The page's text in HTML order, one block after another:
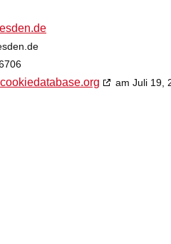
cookiedatabase.org am Juli 19,